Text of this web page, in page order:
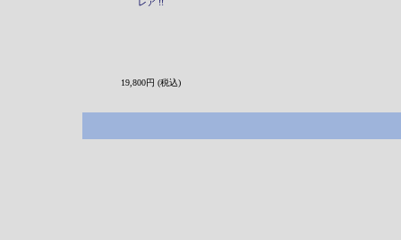
レア !!
19,800円 (税込)